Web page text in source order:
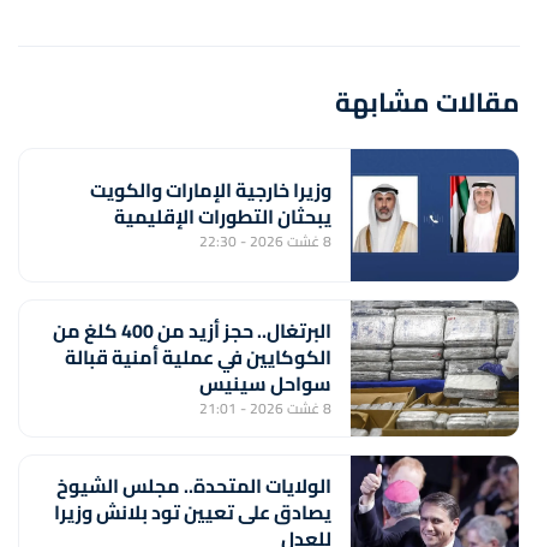
مقالات مشابهة
وزيرا خارجية الإمارات والكويت
يبحثان التطورات الإقليمية
8 غشت 2026 - 22:30
البرتغال.. حجز أزيد من 400 كلغ من
الكوكايين في عملية أمنية قبالة
سواحل سينيس
8 غشت 2026 - 21:01
الولايات المتحدة.. مجلس الشيوخ
يصادق على تعيين تود بلانش وزيرا
للعدل